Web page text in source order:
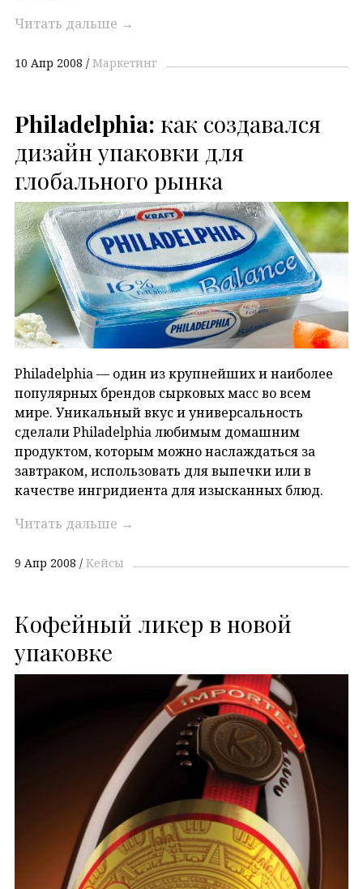
Читать дальше →
10 Апр 2008 Маркетинг
Philadelphia: как создавался
дизайн упаковки для
глобального рынка
Philadelphia — один из крупнейших и наиболее
популярных брендов сырковых масс во всем
мире. Уникальный вкус и универсальность
сделали Philadelphia любимым домашним
продуктом, которым можно наслаждаться за
завтраком, использовать для выпечки или в
качестве ингридиента для изысканных блюд.
Читать дальше →
9 Апр 2008 Кейсы
Кофейный ликер в новой
упаковке